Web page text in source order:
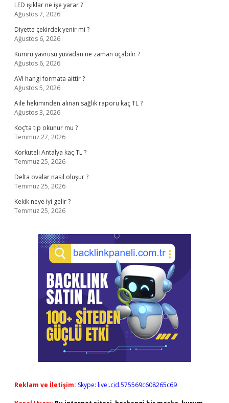
LED ışıklar ne işe yarar ?
Ağustos 7, 2026
Diyette çekirdek yenir mi ?
Ağustos 6, 2026
Kumru yavrusu yuvadan ne zaman uçabilir ?
Ağustos 6, 2026
AVI hangi formata aittir ?
Ağustos 5, 2026
Aile hekiminden alınan sağlık raporu kaç TL ?
Ağustos 3, 2026
Koç’ta tıp okunur mu ?
Temmuz 27, 2026
Korkuteli Antalya kaç TL ?
Temmuz 25, 2026
Delta ovalar nasıl oluşur ?
Temmuz 25, 2026
Kekik neye iyi gelir ?
Temmuz 25, 2026
Reklam ve İletişim: Skype: live:.cid.575569c608265c69